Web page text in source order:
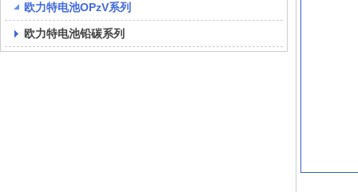
欧力特电池OPzV系列
欧力特电池铅碳系列